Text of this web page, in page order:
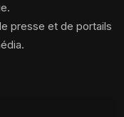
presse et de portails